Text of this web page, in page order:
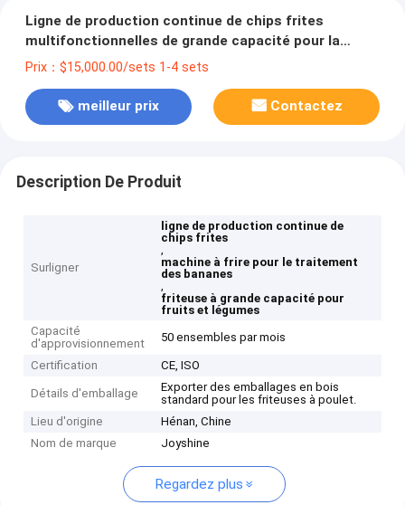
Ligne de production continue de chips frites
multifonctionnelles de grande capacité pour la
transformation de la banane
Prix：$15,000.00/sets 1-4 sets
meilleur prix Contactez
Description De Produit
Surligner
ligne de production continue de
chips frites
,
machine à frire pour le traitement
des bananes
,
friteuse à grande capacité pour
fruits et légumes
Capacité
d'approvisionnement
50 ensembles par mois
Certification CE, ISO
Détails d'emballage
Exporter des emballages en bois
standard pour les friteuses à poulet.
Lieu d'origine
Hénan, Chine
Nom de marque
Joyshine
Regardez plus